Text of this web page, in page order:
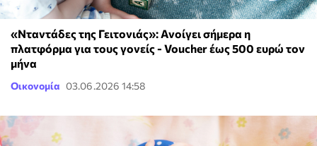
«Νταντάδες της Γειτονιάς»: Ανοίγει σήμερα η
πλατφόρμα για τους γονείς - Voucher έως 500 ευρώ τον
μήνα
Οικονομία 03.06.2026 14:58